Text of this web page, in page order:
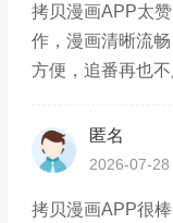
拷贝漫画APP太
作，漫画清晰流
方便，追番再也不
匿名
2026-07-28
拷贝漫画APP很